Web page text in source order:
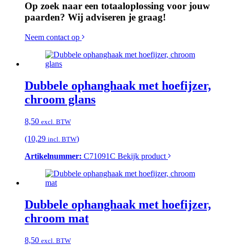
Op zoek naar een totaaloplossing voor jouw
paarden? Wij adviseren je graag!
Neem contact op
Dubbele ophanghaak met hoefijzer,
chroom glans
8,50 excl. BTW
(10,29 incl. BTW)
Artikelnummer: C71091C Bekijk product
Dubbele ophanghaak met hoefijzer,
chroom mat
8,50 excl. BTW